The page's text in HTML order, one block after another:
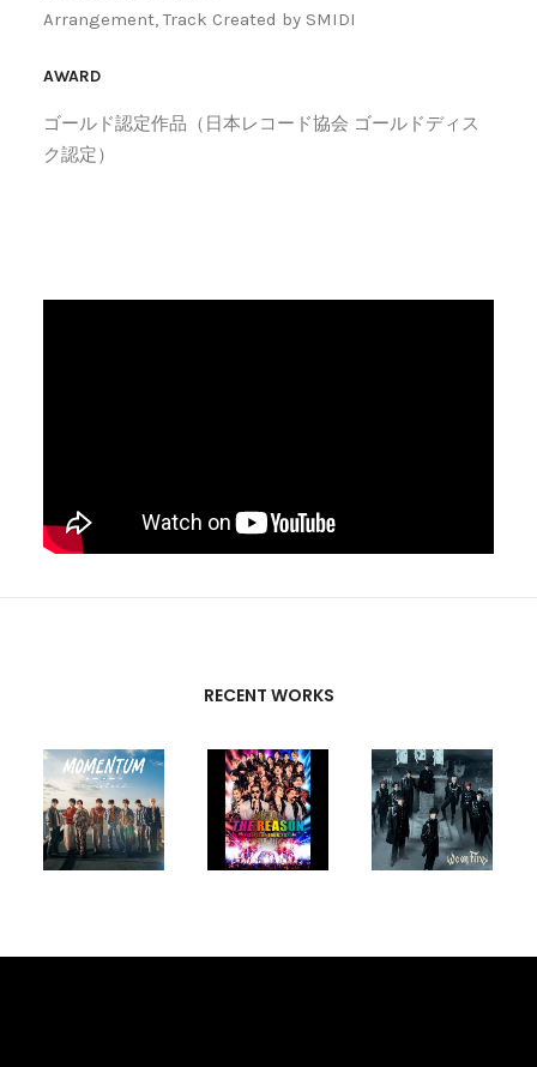
Arrangement, Track Created by SMIDI
AWARD
ゴールド認定作品（日本レコード協会 ゴールドディス
ク認定）
RECENT WORKS
CREATIVE
PARTNERS
BULLDOGS